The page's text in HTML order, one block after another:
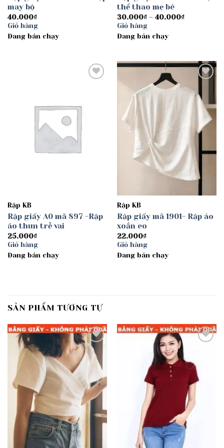
may bộ
40.000₫
Giỏ hàng
Đang bán chạy
thể thao mẹ bé
30.000₫ – 40.000₫Khoảng
Giỏ hàng
Đang bán chạy
Rập KB
Rập giấy A0 mã 897 -Rập
áo thun trễ vai
25.000₫
Giỏ hàng
Đang bán chạy
wishlist
Rập KB
Rập giấy mã 1901- Rập áo
xoắn eo
22.000₫
Giỏ hàng
Đang bán chạy
SẢN PHẨM TƯƠNG TỰ
Add to
wishlist